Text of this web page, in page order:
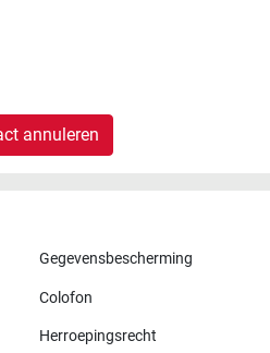
annuleren
Gegevensbescherming
Colofon
Herroepingsrecht